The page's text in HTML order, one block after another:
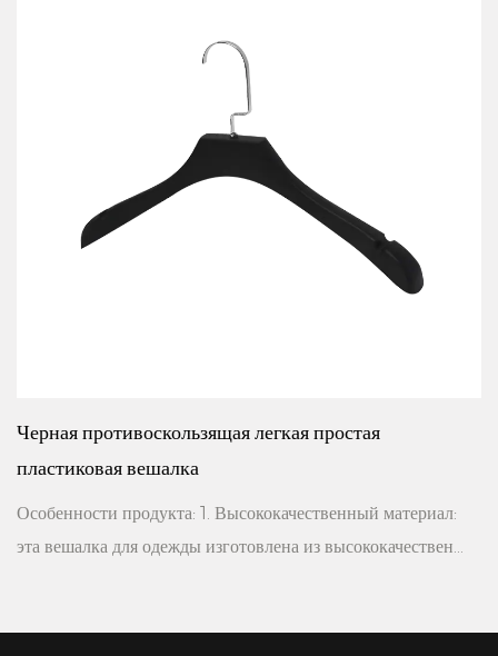
простая
​​из высококачествен...
2000w 2 настройки потоковой
сильным паром
Подробное описание продукта: Особенности продукта: 1.